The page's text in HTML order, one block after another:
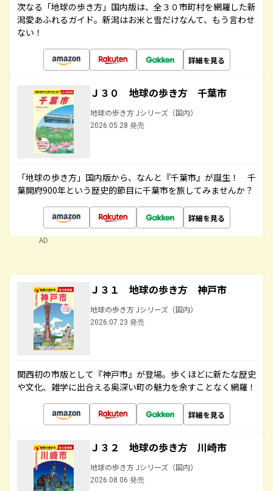
次なる「地球の歩き方」国内版は、全３０市町村を網羅した新
潟愛あふれるガイド。新潟はお米と雪だけなんて、もう言わせ
ない！
詳細を見る
Ｊ３０ 地球の歩き方 千葉市
地球の歩き方 Jシリーズ（国内）
2026.05.28 発売
「地球の歩き方」国内版から、なんと『千葉市』が誕生！ 千
葉開府900年という歴史的節目に千葉市を旅してみませんか？
詳細を見る
AD
Ｊ３１ 地球の歩き方 神戸市
地球の歩き方 Jシリーズ（国内）
2026.07.23 発売
関西初の市版として『神戸市』が登場。歩くほどに新たな歴史
や文化、雑学に出合える奥深い町の魅力を余すことなく網羅！
詳細を見る
Ｊ３２ 地球の歩き方 川崎市
地球の歩き方 Jシリーズ（国内）
2026.08.06 発売